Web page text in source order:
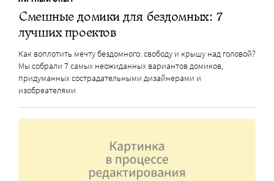
Смешные домики для бездомных: 7
лучших проектов
Как воплотить мечту бездомного: свободу и крышу над головой?
Мы собрали 7 самых неожиданных вариантов домиков,
придуманных сострадательными дизайнерами и
изобреателями